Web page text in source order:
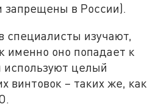
запрещены в России).
специалисты изучают,
именно оно попадает к
используют целый
винтовок – таких же, как